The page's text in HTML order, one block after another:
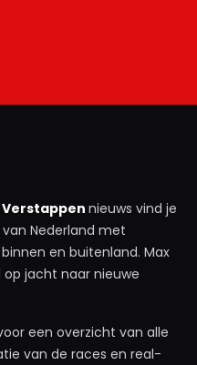
Verstappennieuws vind je
van Nederland met
en buitenland. Max
op jacht naar nieuwe
een overzicht van alle
van de races en real-